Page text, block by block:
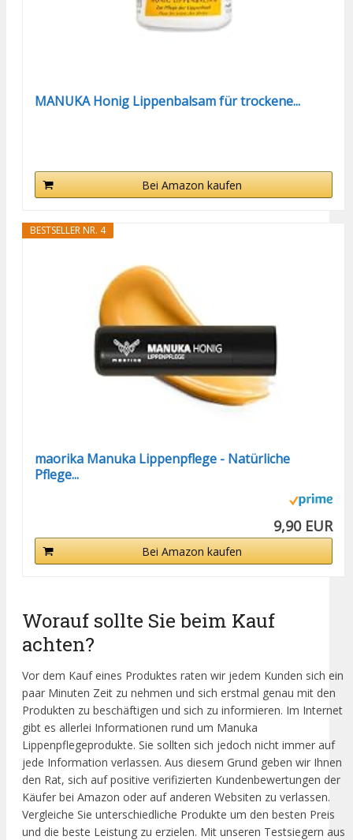
MANUKA Honig Lippenbalsam für trockene...
Bei Amazon kaufen
BESTSELLER NR. 4
maorika Manuka Lippenpflege - Natürliche
Pflege...
9,90 EUR
Bei Amazon kaufen
Worauf sollte Sie beim Kauf
achten?
Vor dem Kauf eines Produktes raten wir jedem Kunden sich ein
paar Minuten Zeit zu nehmen und sich erstmal genau mit den
Produkten zu beschäftigen und sich zu informieren. Im Internet
gibt es allerlei Informationen rund um Manuka
Lippenpflegeprodukte. Sie sollten sich jedoch nicht immer auf
jede Information verlassen. Aus diesem Grund geben wir Ihnen
den Rat, sich auf positive verifizierten Kundenbewertungen der
Käufer bei Amazon oder auf anderen Websiten zu verlassen.
Vergleiche Sie unterschiedliche Produkte um den besten Preis
und die beste Leistung zu erzielen. Mit unseren Testsiegern aus